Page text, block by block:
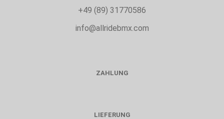
+49 (89) 31770586
info@allridebmx.com
ZAHLUNG
LIEFERUNG